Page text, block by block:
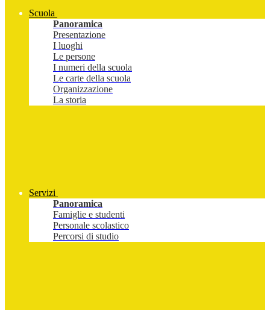
Scuola
Panoramica
Presentazione
I luoghi
Le persone
I numeri della scuola
Le carte della scuola
Organizzazione
La storia
Servizi
Panoramica
Famiglie e studenti
Personale scolastico
Percorsi di studio